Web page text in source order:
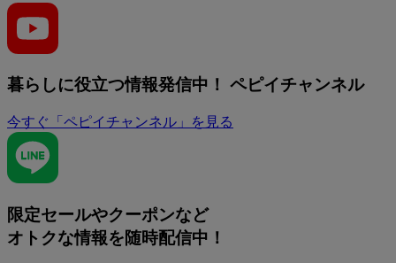
暮らしに役立つ情報発信中！ ペピイチャンネル
今すぐ「ペピイチャンネル」を見る
限定セールやクーポンなど
オトクな情報を随時配信中！